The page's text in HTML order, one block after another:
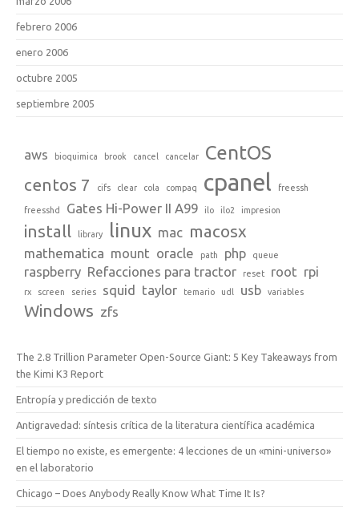
febrero 2006
enero 2006
octubre 2005
septiembre 2005
aws bioquimica brook cancel cancelar CentOS
centos 7 cifs clear cola compaq cpanel freessh
freesshd Gates Hi-Power II A99 ilo ilo2 impresion
install library linux mac macosx
mathematica mount oracle path php queue
raspberry Refacciones para tractor reset root rpi
rx screen series squid taylor temario udl usb variables
Windows zfs
The 2.8 Trillion Parameter Open-Source Giant: 5 Key Takeaways from
the Kimi K3 Report
Entropía y predicción de texto
Antigravedad: síntesis crítica de la literatura científica académica
El tiempo no existe, es emergente: 4 lecciones de un «mini-universo»
en el laboratorio
Chicago – Does Anybody Really Know What Time It Is?